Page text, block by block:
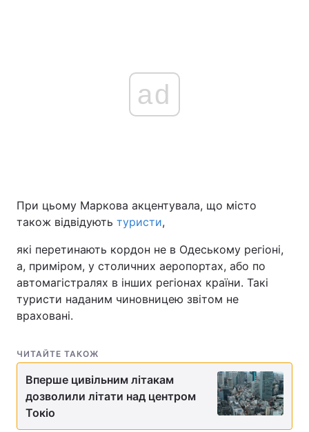
ad
При цьому Маркова акцентувала, що місто
також відвідують туристи,
які перетинають кордон не в Одеському регіоні,
а, приміром, у столичних аеропортах, або по
автомагістралях в інших регіонах країни. Такі
туристи наданим чиновницею звітом не
враховані.
ЧИТАЙТЕ ТАКОЖ
Вперше цивільним літакам
дозволили літати над центром
Токіо